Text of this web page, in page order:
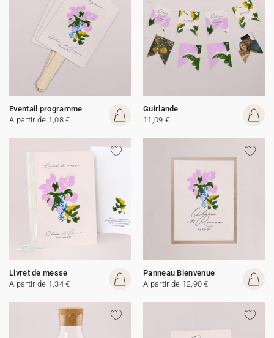
Eventail programme
A partir de 1,08 €
Guirlande
11,09 €
Livret de messe
A partir de 1,34 €
Panneau Bienvenue
A partir de 12,90 €